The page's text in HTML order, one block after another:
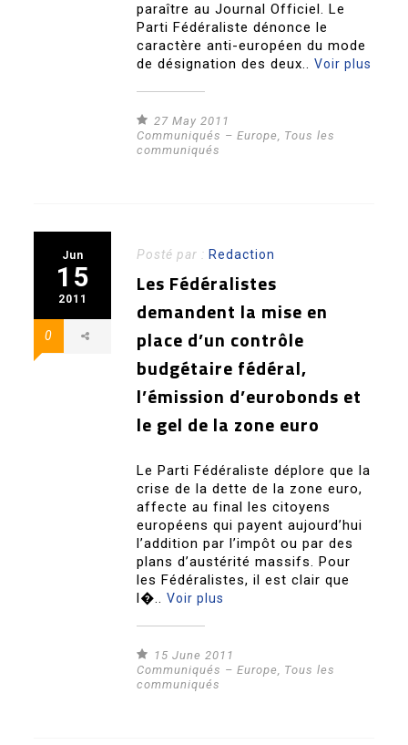
paraître au Journal Officiel. Le
Parti Fédéraliste dénonce le
caractère anti-européen du mode
de désignation des deux..Voir plus
27 May 2011
Communiqués – Europe, Tous les
communiqués
Jun
15
2011
0
Posté par : Redaction
Les Fédéralistes
demandent la mise en
place d’un contrôle
budgétaire fédéral,
l’émission d’eurobonds et
le gel de la zone euro
Le Parti Fédéraliste déplore que la
crise de la dette de la zone euro,
affecte au final les citoyens
européens qui payent aujourd’hui
l’addition par l’impôt ou par des
plans d’austérité massifs. Pour
les Fédéralistes, il est clair que
l�..Voir plus
15 June 2011
Communiqués – Europe, Tous les
communiqués